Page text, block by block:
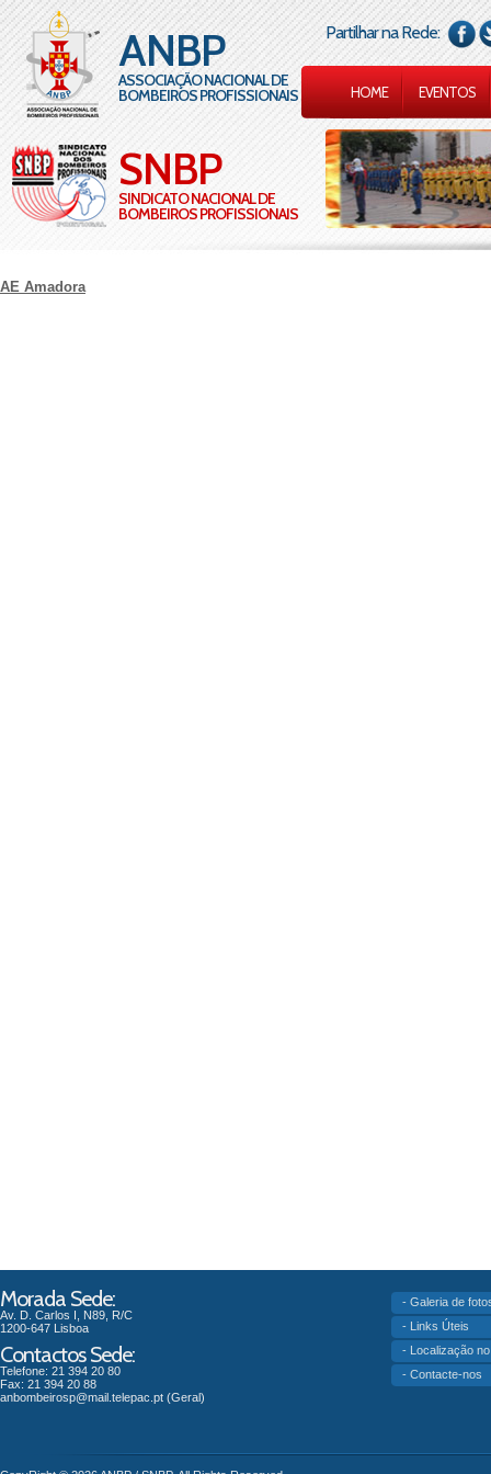
ANBP
ASSOCIAÇÃO NACIONAL DE
BOMBEIROS PROFISSIONAIS
SNBP
SINDICATO NACIONAL DE
BOMBEIROS PROFISSIONAIS
Partilhar na Rede:
HOME EVENTOS
AE Amadora
Morada Sede:
Av. D. Carlos I, N89, R/C
1200-647 Lisboa
Contactos Sede:
Telefone: 21 394 20 80
Fax: 21 394 20 88
anbombeirosp@mail.telepac.pt (Geral)
- Galeria de
- Links Úteis
- Localização
- Contacte-nos